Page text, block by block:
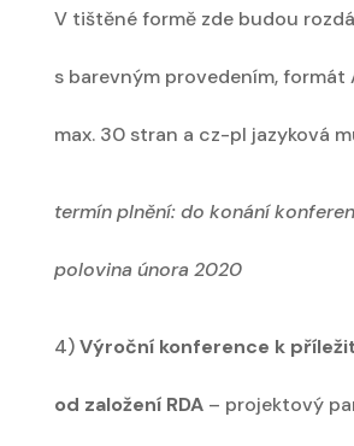
V tištěné formě zde budou
s barevným provedením, formát
max. 30 stran a cz-pl jazyková
termín plnění: do konání
polovina února 2020
4)Výroční konference k
od založení RDA– projektový